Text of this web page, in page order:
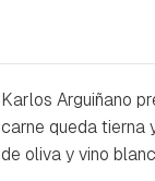
Karlos Arguiñano
carne queda tierna
de oliva y vino